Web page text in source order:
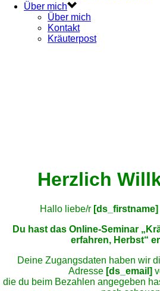
Über mich
Über mich
Kontakt
Kräuterpost
Herzlich
Hallo liebe/r
Du hast das Online-Seminar
erfahren, Herbst“
Deine Zugangsdaten haben wir
Adresse [ds_email]
die du beim Bezahlen angegeben